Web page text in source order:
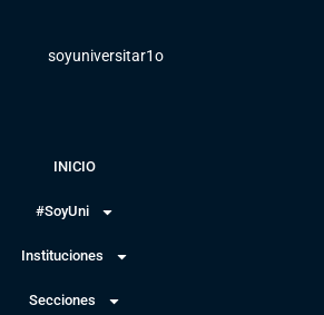
soyuniversitar1o
INICIO
#SoyUni
Instituciones
Secciones